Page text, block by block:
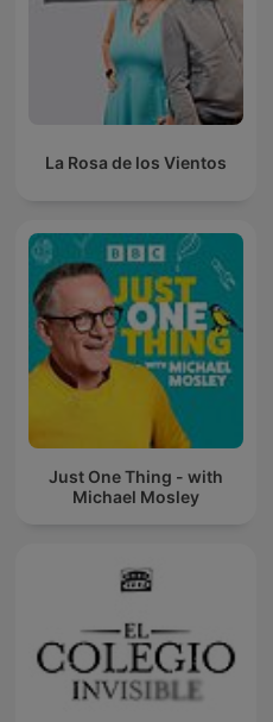
La Rosa de los Vientos
Just One Thing - with
Michael Mosley